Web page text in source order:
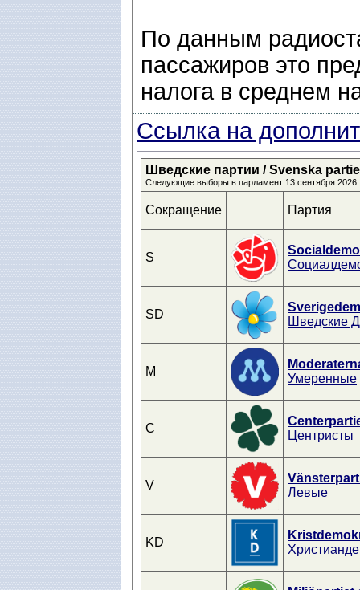
По данным
пассажиров это
налога в среднем
Ссылка на
Шведские партии / Svenska
Следующие выборы в парламент 13 сентября 2026
Сокращение Партия
S
SD
Шведские
M
Умеренные
C
Центристы
V
Левые
KD